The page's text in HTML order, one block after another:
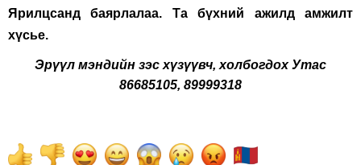
Ярилцсанд баярлалаа. Та бүхний ажилд амжилт
хүсье.
Эрүүл мэндийн зэс хүзүүвч, холбогдох Утас
86685105, 89999318